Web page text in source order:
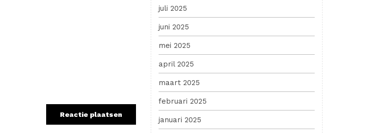
juli 2025
juni 2025
mei 2025
april 2025
maart 2025
februari 2025
januari 2025